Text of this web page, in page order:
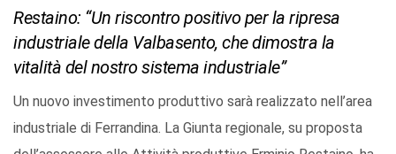
Restaino: “Un riscontro positivo per la ripresa
industriale della Valbasento, che dimostra la
vitalità del nostro sistema industriale”
Un nuovo investimento produttivo sarà realizzato nell’area
industriale di Ferrandina. La Giunta regionale, su proposta